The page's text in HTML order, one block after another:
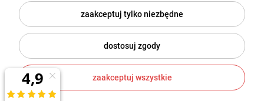
Informacje
O nas
zaakceptuj tylko niezbędne
dostosuj zgody
zaakceptuj wszystkie